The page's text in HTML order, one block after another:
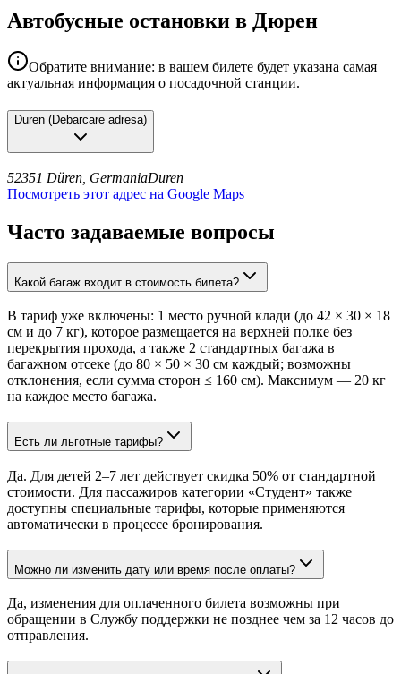
Автобусные остановки в Дюрен
Обратите внимание: в вашем билете будет указана самая
актуальная информация о посадочной станции.
Duren (Debarcare adresa)
52351 Düren, GermaniaDuren
Посмотреть этот адрес на Google Maps
Часто задаваемые вопросы
Какой багаж входит в стоимость билета?
В тариф уже включены: 1 место ручной клади (до 42 × 30 × 18
см и до 7 кг), которое размещается на верхней полке без
перекрытия прохода, а также 2 стандартных багажа в
багажном отсеке (до 80 × 50 × 30 см каждый; возможны
отклонения, если сумма сторон ≤ 160 см). Максимум — 20 кг
на каждое место багажа.
Есть ли льготные тарифы?
Да. Для детей 2–7 лет действует скидка 50% от стандартной
стоимости. Для пассажиров категории «Студент» также
доступны специальные тарифы, которые применяются
автоматически в процессе бронирования.
Можно ли изменить дату или время после оплаты?
Да, изменения для оплаченного билета возможны при
обращении в Службу поддержки не позднее чем за 12 часов до
отправления.